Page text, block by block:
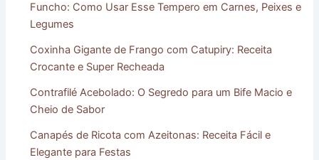
Funcho: Como Usar Esse Tempero em Carnes, Peixes e
Legumes
Coxinha Gigante de Frango com Catupiry: Receita
Crocante e Super Recheada
Contrafilé Acebolado: O Segredo para um Bife Macio e
Cheio de Sabor
Canapés de Ricota com Azeitonas: Receita Fácil e
Elegante para Festas